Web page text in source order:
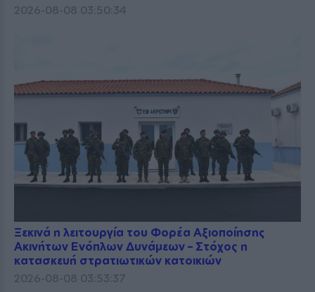
2026-08-08 03:50:34
Ξεκινά η λειτουργία του Φορέα Αξιοποίησης
Ακινήτων Ενόπλων Δυνάμεων – Στόχος η
κατασκευή στρατιωτικών κατοικιών
2026-08-08 03:53:37